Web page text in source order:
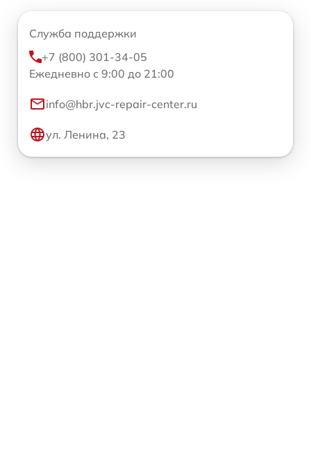
Служба поддержки
+7 (800) 301-34-05
Ежедневно с 9:00 до 21:00
info@hbr.jvc-repair-center.ru
ул. Ленина, 23